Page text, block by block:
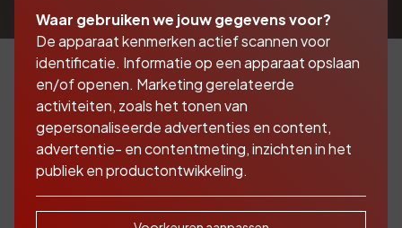
6-8-2026
Huis bouwen of verbouwen? Dit moet
je weten over een bouwdepot
Waar gebruiken we jouw gegevens voor?
De apparaat kenmerken actief scannen voor
identificatie. Informatie op een apparaat opslaan
en/of openen. Marketing gerelateerde
activiteiten, zoals het tonen van
gepersonaliseerde advertenties en content,
advertentie- en contentmeting, inzichten in het
publiek en productontwikkeling.